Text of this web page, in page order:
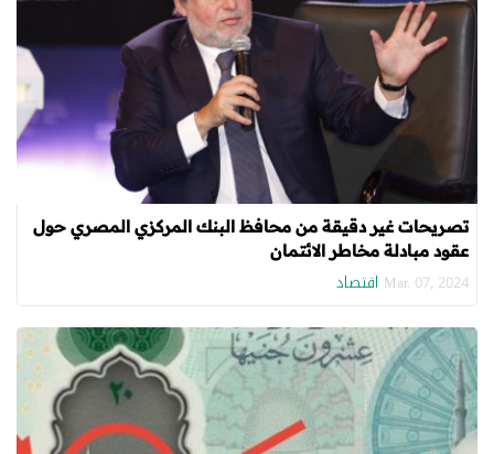
تصريحات غير دقيقة من محافظ البنك المركزي المصري حول
عقود مبادلة مخاطر الائتمان
Mar. 07, 2024 اقتصاد